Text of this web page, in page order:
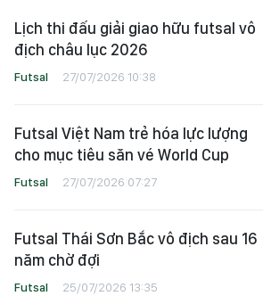
Lịch thi đấu giải giao hữu futsal vô
địch châu lục 2026
Futsal 27/07/2026 10:38
Futsal Việt Nam trẻ hóa lực lượng
cho mục tiêu săn vé World Cup
Futsal 27/07/2026 07:27
Futsal Thái Sơn Bắc vô địch sau 16
năm chờ đợi
Futsal 25/07/2026 13:35